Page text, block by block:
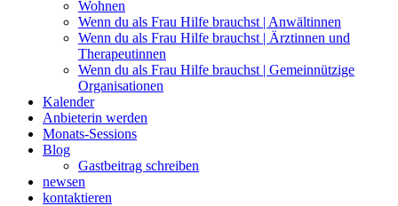
Wohnen
Wenn du als Frau Hilfe brauchst | Anwältinnen
Wenn du als Frau Hilfe brauchst | Ärztinnen und
Therapeutinnen
Wenn du als Frau Hilfe brauchst | Gemeinnützige
Organisationen
Kalender
Anbieterin werden
Monats-Sessions
Blog
Gastbeitrag schreiben
newsen
kontaktieren